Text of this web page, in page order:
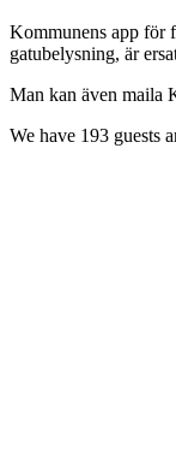
Kommunens app för
gatubelysning, är
Man kan även maila
We have 193 guests